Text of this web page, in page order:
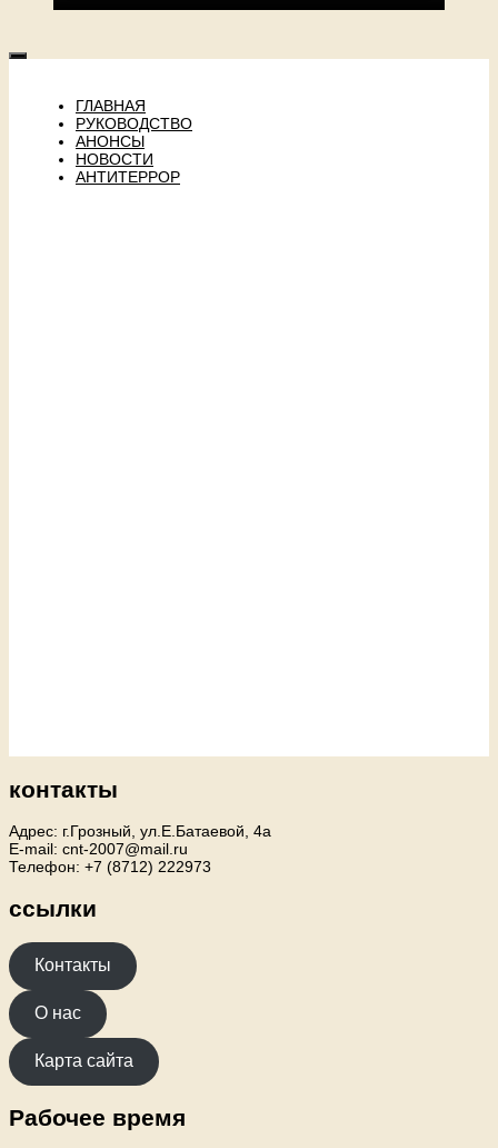
ГЛАВНАЯ
РУКОВОДСТВО
АНОНСЫ
НОВОСТИ
АНТИТЕРРОР
контакты
Адрес: г.Грозный, ул.Е.Батаевой, 4а
E-mail: cnt-2007@mail.ru
Телефон: +7 (8712) 222973
ссылки
Контакты
О нас
Карта сайта
Рабочее время